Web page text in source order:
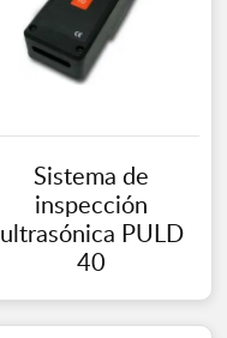
Sistema de
inspección
ultrasónica PULD
40